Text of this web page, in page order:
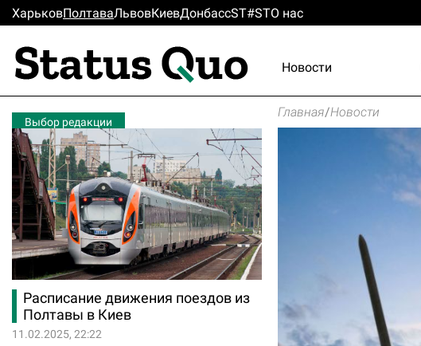
ХарьковПолтаваЛьвовКиевДонбассST#STО нас
Новости
Выбор редакции
Расписание движения поездов из
Полтавы в Киев
11.02.2025, 22:22
Главная/Новости